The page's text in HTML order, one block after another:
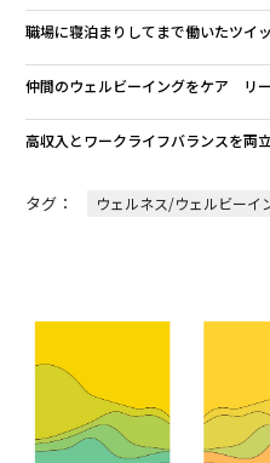
職場に寝泊まりしてまで働いたツイ
仲間のウェルビーイングをケア リ
高収入とワークライフバランスを
タグ： ウェルネス/ウェルビーイ